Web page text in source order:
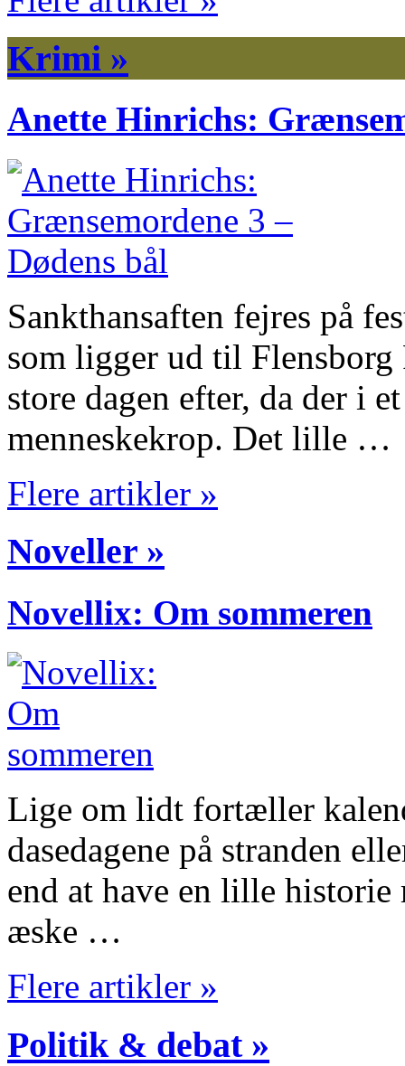
Krimi »
Anette Hinrichs:
Sankthansaften fejres på
som ligger ud til
store dagen efter, da der i
menneskekrop. Det lille …
Flere artikler »
Noveller »
Novellix: Om sommeren
Lige om lidt fortæller
dasedagene på stranden
end at have en lille historie
æske …
Flere artikler »
Politik & debat »